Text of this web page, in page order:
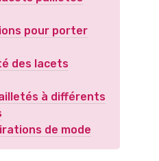
pour porter
des lacets
à différents
de mode